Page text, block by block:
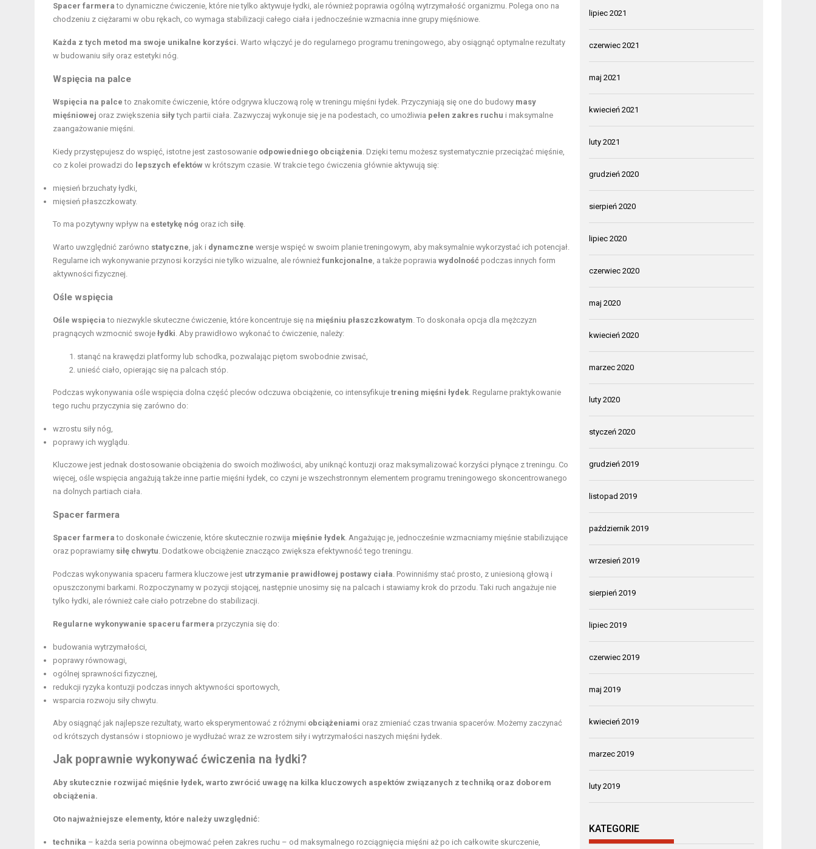
Spacer farmera to dynamiczne ćwiczenie, które nie tylko aktywuje łydki, ale również poprawia ogólną wytrzymałość organizmu. Polega ono na
chodzeniu z ciężarami w obu rękach, co wymaga stabilizacji całego ciała i jednocześnie wzmacnia inne grupy mięśniowe.
Każda z tych metod ma swoje unikalne korzyści. Warto włączyć je do regularnego programu treningowego, aby osiągnąć optymalne rezultaty
w budowaniu siły oraz estetyki nóg.
Wspięcia na palce
Wspięcia na palce to znakomite ćwiczenie, które odgrywa kluczową rolę w treningu mięśni łydek. Przyczyniają się one do budowy masy
mięśniowej oraz zwiększenia siłytych partii ciała. Zazwyczaj wykonuje się je na podestach, co umożliwia pełen zakres ruchu i maksymalne
zaangażowanie mięśni.
Kiedy przystępujesz do wspięć, istotne jest zastosowanie odpowiedniego obciążenia . Dzięki temu możesz systematycznie przeciążać mięśnie,
co z kolei prowadzi do lepszych efektów w krótszym czasie. W trakcie tego ćwiczenia głównie aktywują się:
mięsień brzuchaty łydki,
mięsień płaszczkowaty.
To ma pozytywny wpływ na estetykę nóg oraz ich siłę
Warto uwzględnić zarówno statyczne , jak i dynamczne wersje wspięć w swoim planie treningowym, aby maksymalnie wykorzystać ich potencjał.
Regularne ich wykonywanie przynosi korzyści nie tylko wizualne, ale również funkcjonalne , a także poprawia wydolność podczas innych form
aktywności fizycznej.
Ośle wspięcia
Ośle wspięcia to niezwykle skuteczne ćwiczenie, które koncentruje się na mięśniu płaszczkowatym . To doskonała opcja dla mężczyzn
pragnących wzmocnić swoje łydki . Aby prawidłowo wykonać to ćwiczenie, należy:
stanąć na krawędzi platformy lub schodka, pozwalając piętom swobodnie zwisać,
unieść ciało, opierając się na palcach stóp.
Podczas wykonywania ośle wspięcia dolna część pleców odczuwa obciążenie, co intensyfikuje trening mięśni łydek . Regularne praktykowanie
tego ruchu przyczynia się zarówno do:
wzrostu siły nóg,
poprawy ich wyglądu.
Kluczowe jest jednak dostosowanie obciążenia do swoich możliwości, aby uniknąć kontuzji oraz maksymalizować korzyści płynące z treningu. Co
więcej, ośle wspięcia angażują także inne partie mięśni łydek, co czyni je wszechstronnym elementem programu treningowego skoncentrowanego
na dolnych partiach ciała.
Spacer farmera
Spacer farmera to doskonałe ćwiczenie, które skutecznie rozwija mięśnie łydek . Angażując je, jednocześnie wzmacniamy mięśnie stabilizujące
oraz poprawiamy siłę chwytu . Dodatkowe obciążenie znacząco zwiększa efektywność tego treningu.
Podczas wykonywania spaceru farmera kluczowe jest utrzymanie prawidłowej postawy ciała . Powinniśmy stać prosto, z uniesioną głową i
opuszczonymi barkami. Rozpoczynamy w pozycji stojącej, następnie unosimy się na palcach i stawiamy krok do przodu. Taki ruch angażuje nie
tylko łydki, ale również całe ciało potrzebne do stabilizacji.
Regularne wykonywanie spaceru farmera przyczynia się do:
budowania wytrzymałości,
poprawy równowagi,
ogólnej sprawności fizycznej,
redukcji ryzyka kontuzji podczas innych aktywności sportowych,
wsparcia rozwoju siły chwytu.
Aby osiągnąć jak najlepsze rezultaty, warto eksperymentować z różnymi obciążeniami oraz zmieniać czas trwania spacerów. Możemy zaczynać
od krótszych dystansów i stopniowo je wydłużać wraz ze wzrostem siły i wytrzymałości naszych mięśni łydek.
Jak poprawnie wykonywać ćwiczenia na łydki?
Aby skutecznie rozwijać mięśnie łydek, warto zwrócić uwagę na kilka kluczowych aspektów związanych z techniką oraz doborem
obciążenia.
Oto najważniejsze elementy, które należy uwzględnić:
technika – każda seria powinna obejmować pełen zakres ruchu – od maksymalnego rozciągnięcia mięśni aż po ich całkowite skurczenie,
lipiec 2021
czerwiec 2021
maj 2021
kwiecień 2021
luty 2021
grudzień 2020
sierpień 2020
lipiec 2020
czerwiec 2020
maj 2020
kwiecień 2020
marzec 2020
luty 2020
styczeń 2020
grudzień 2019
listopad 2019
październik 2019
wrzesień 2019
sierpień 2019
lipiec 2019
czerwiec 2019
maj 2019
kwiecień 2019
marzec 2019
luty 2019
KATEGORIE